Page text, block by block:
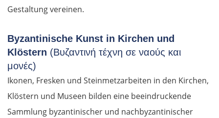
Gestaltung vereinen.
Byzantinische Kunst in Kirchen und
Klöstern (Βυζαντινή τέχνη σε ναούς και
μονές)
Ikonen, Fresken und Steinmetzarbeiten in den Kirchen,
Klöstern und Museen bilden eine beeindruckende
Sammlung byzantinischer und nachbyzantinischer